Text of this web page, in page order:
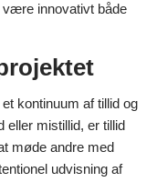
være innovativt både
kontinuum af tillid og
eller mistillid, er tillid
møde andre med
udvisning af